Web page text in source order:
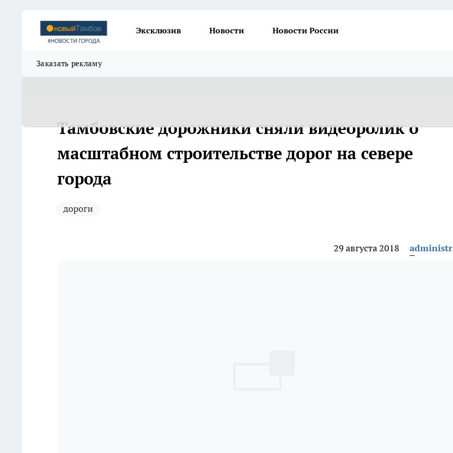
Эксклюзив Новости Новости России
Заказать рекламу
Тамбовские дорожники сняли видеоролик о
масштабном строительстве дорог на севере
города
дороги
29 августа 2018